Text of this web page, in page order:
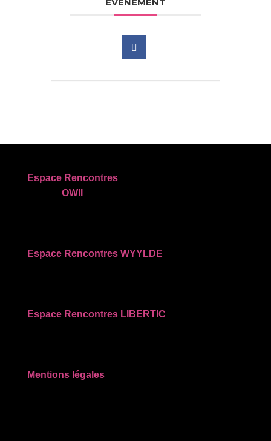
Espace Rencontres
OWII
Espace Rencontres WYYLDE
Espace Rencontres LIBERTIC
Mentions légales